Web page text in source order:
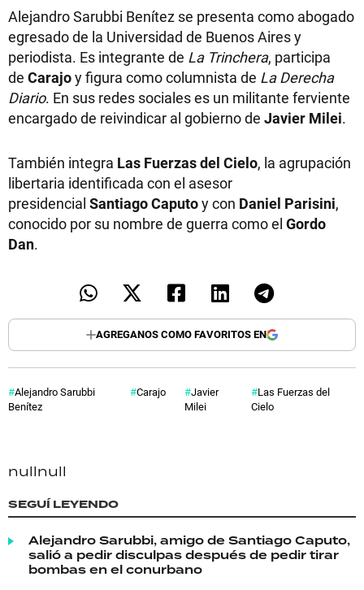
Alejandro Sarubbi Benítez se presenta como abogado
egresado de la Universidad de Buenos Aires y
periodista. Es integrante de La Trinchera, participa
de Carajoy figura como columnista de La Derecha
Diario. En sus redes sociales es un militante ferviente
encargado de reivindicar al gobierno de Javier Milei.
También integra Las Fuerzas del Cielo, la agrupación
libertaria identificada con el asesor
presidencial Santiago Caputoy con Daniel Parisini,
conocido por su nombre de guerra como el Gordo
Dan.
AGREGANOS COMO FAVORITOS EN
Alejandro Sarubbi
Benítez
Carajo
Javier
Milei
Las Fuerzas del
Cielo
nullnull
SEGUÍ LEYENDO
Alejandro Sarubbi, amigo de Santiago Caputo,
salió a pedir disculpas después de pedir tirar
bombas en el conurbano